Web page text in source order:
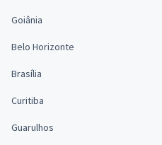
Goiânia
Belo Horizonte
Brasília
Curitiba
Guarulhos